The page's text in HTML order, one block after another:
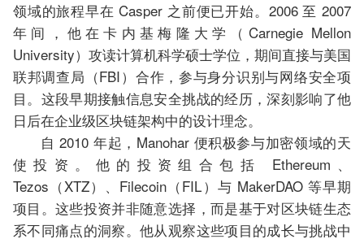
领域的旅程早在 Casper 之前便已开始。2006 至 2007
年间，他在卡内基梅隆大学（Carnegie Mellon
University）攻读计算机科学硕士学位，期间直接与美国
联邦调查局（FBI）合作，参与身分识别与网络安全项
目。这段早期接触信息安全挑战的经历，深刻影响了他
日后在企业级区块链架构中的设计理念。
自 2010 年起，Manohar 便积极参与加密领域的天
使投资。他的投资组合包括 Ethereum、
Tezos（XTZ）、Filecoin（FIL）与 MakerDAO 等早期
项目。这些投资并非随意选择，而是基于对区块链生态
系不同痛点的洞察。他从观察这些项目的成长与挑战中